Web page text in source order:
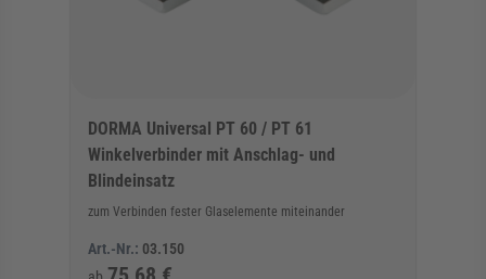
DORMA Universal PT 60 / PT 61
Winkelverbinder mit Anschlag- und
Blindeinsatz
zum Verbinden fester Glaselemente miteinander
Art.-Nr.: 03.150